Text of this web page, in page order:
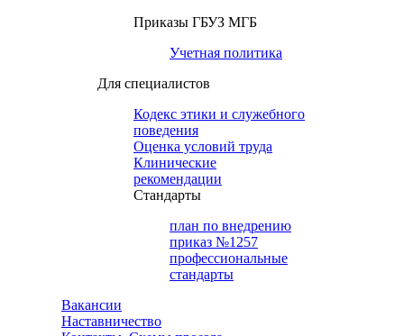
Приказы ГБУЗ МГБ
Учетная политика
Для специалистов
Кодекс этики и служебного
поведения
Оценка условий труда
Клинические
рекомендации
Cтандарты
план по внедрению
приказ №1257
профессиональные
стандарты
Вакансии
Наставничество